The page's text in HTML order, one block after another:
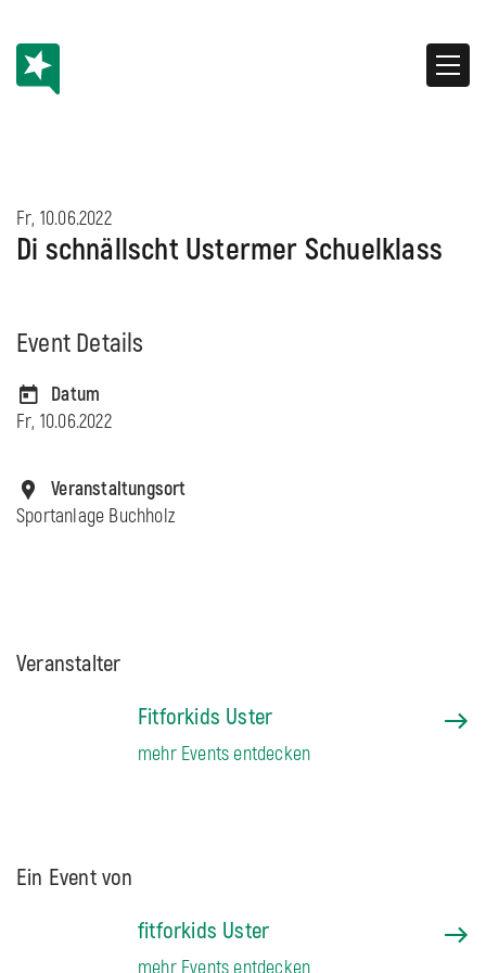
Fr, 10.06.2022
Di schnällscht Ustermer Schuelklass
Event Details
Datum
Fr, 10.06.2022
Veranstaltungsort
Sportanlage Buchholz
Veranstalter
Fitforkids Uster
mehr Events entdecken
Ein Event von
fitforkids Uster